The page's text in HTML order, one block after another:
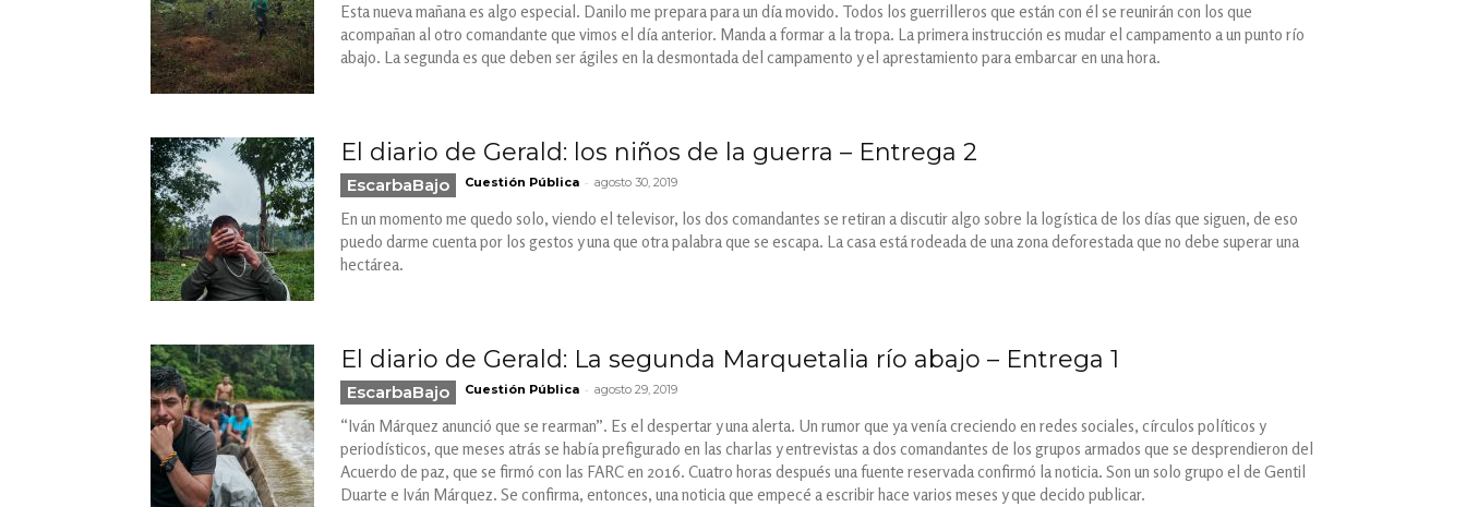
Esta nueva mañana es algo especial. Danilo me prepara para un día movido. Todos los guerrilleros que están con él se reunirán con los que
acompañan al otro comandante que vimos el día anterior. Manda a formar a la tropa. La primera instrucción es mudar el campamento a un punto río
abajo. La segunda es que deben ser ágiles en la desmontada del campamento y el aprestamiento para embarcar en una hora.
El diario de Gerald: los niños de la guerra – Entrega 2
EscarbaBajo Cuestión Pública - agosto 30, 2019
En un momento me quedo solo, viendo el televisor, los dos comandantes se retiran a discutir algo sobre la logística de los días que siguen, de eso
puedo darme cuenta por los gestos y una que otra palabra que se escapa. La casa está rodeada de una zona deforestada que no debe superar una
hectárea.
El diario de Gerald: La segunda Marquetalia río abajo – Entrega 1
EscarbaBajo Cuestión Pública - agosto 29, 2019
“Iván Márquez anunció que se rearman”. Es el despertar y una alerta. Un rumor que ya venía creciendo en redes sociales, círculos políticos y
periodísticos, que meses atrás se había prefigurado en las charlas y entrevistas a dos comandantes de los grupos armados que se desprendieron del
Acuerdo de paz, que se firmó con las FARC en 2016. Cuatro horas después una fuente reservada confirmó la noticia. Son un solo grupo el de Gentil
Duarte e Iván Márquez. Se confirma, entonces, una noticia que empecé a escribir hace varios meses y que decido publicar.